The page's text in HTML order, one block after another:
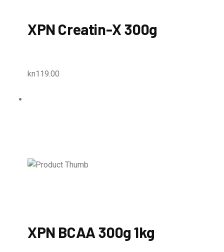
XPN Creatin-X 300g
kn119.00
XPN BCAA 300g 1kg